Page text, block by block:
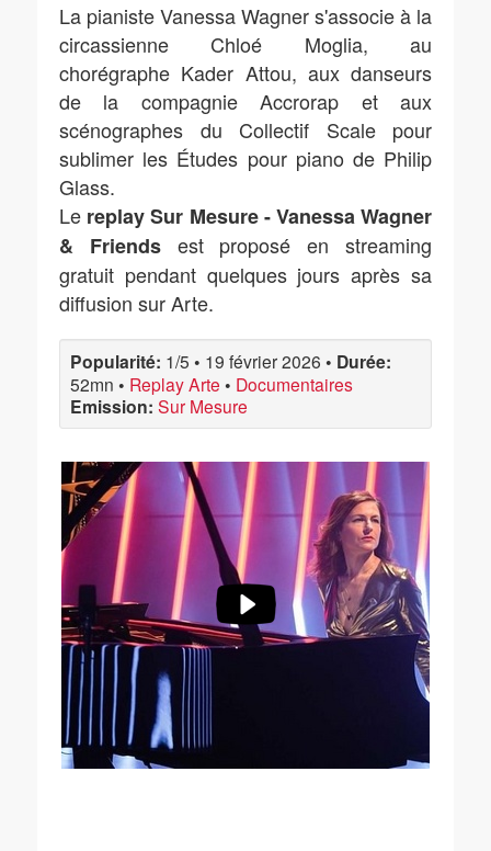
La pianiste Vanessa Wagner s'associe à la
circassienne Chloé Moglia, au
chorégraphe Kader Attou, aux danseurs
de la compagnie Accrorap et aux
scénographes du Collectif Scale pour
sublimer les Études pour piano de Philip
Glass.
Le replay Sur Mesure - Vanessa Wagner
& Friendsest proposé en streaming
gratuit pendant quelques jours après sa
diffusion sur Arte.
Popularité: 1/5 • 19 février 2026 • Durée:
52mn • Replay Arte • Documentaires
Emission: Sur Mesure